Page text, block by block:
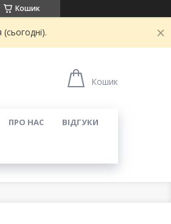
Кошик
Кошик
ПРО НАС ВІДГУКИ